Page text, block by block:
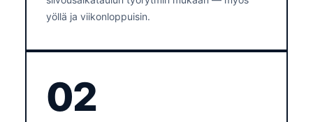
yöllä ja viikonloppuisin.
02